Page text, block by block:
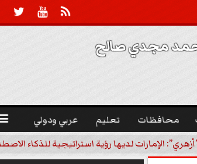
 

مجدي صالح
محافظات تعليم عربي ودولي
الإمارات لديها رؤية استراتيجية للذكاء